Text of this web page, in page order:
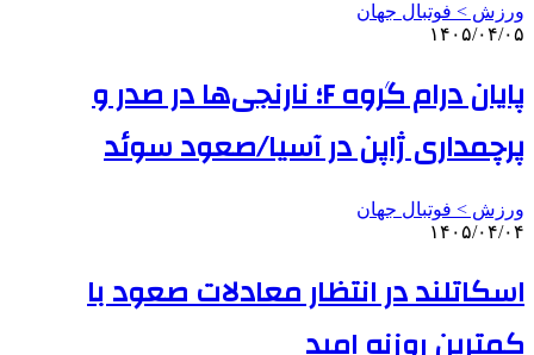
ورزش > فوتبال جهان
۱۴۰۵/۰۴/۰۵
پایان درام گروه F؛ نارنجی‌ها در صدر و
پرچمداری ژاپن در آسیا/صعود سوئد
ورزش > فوتبال جهان
۱۴۰۵/۰۴/۰۴
اسکاتلند در انتظار معادلات صعود با